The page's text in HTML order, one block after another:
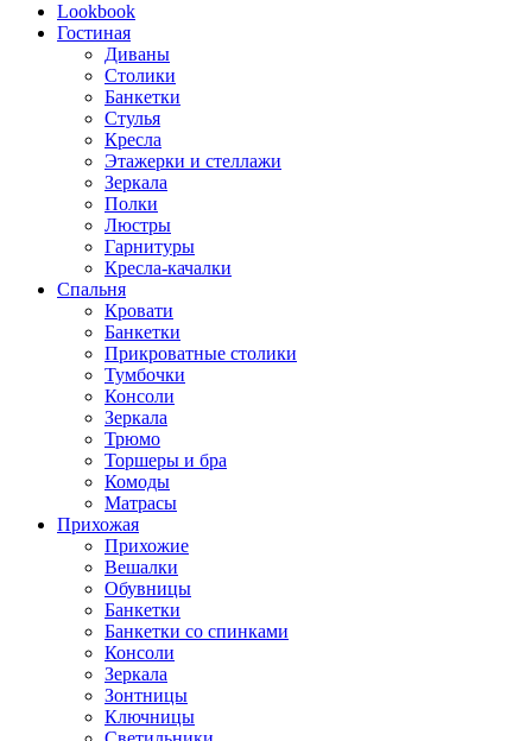
Lookbook
Гостиная
Диваны
Столики
Банкетки
Стулья
Кресла
Этажерки и стеллажи
Зеркала
Полки
Люстры
Гарнитуры
Кресла-качалки
Спальня
Кровати
Банкетки
Прикроватные столики
Тумбочки
Консоли
Зеркала
Трюмо
Торшеры и бра
Комоды
Матрасы
Прихожая
Прихожие
Вешалки
Обувницы
Банкетки
Банкетки со спинками
Консоли
Зеркала
Зонтницы
Ключницы